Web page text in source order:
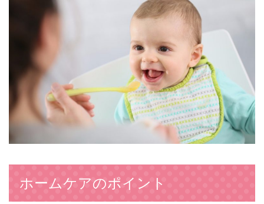
ホームケアのポイント